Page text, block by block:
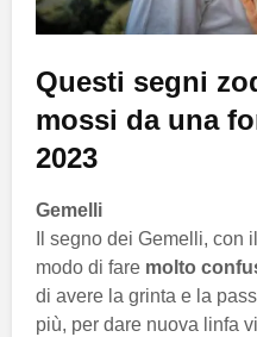
Questi segni
mossi da una
2023
Gemelli
Il segno dei Gemelli, con
modo di fare molto
di avere la grinta e la
più, per dare nuova linfa